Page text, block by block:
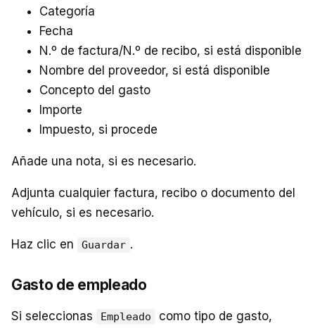
Categoría
Fecha
N.º de factura/N.º de recibo, si está disponible
Nombre del proveedor, si está disponible
Concepto del gasto
Importe
Impuesto, si procede
Añade una nota, si es necesario.
Adjunta cualquier factura, recibo o documento del
vehículo, si es necesario.
Haz clic en Guardar .
Gasto de empleado
Si seleccionas Empleado
como tipo de gasto,